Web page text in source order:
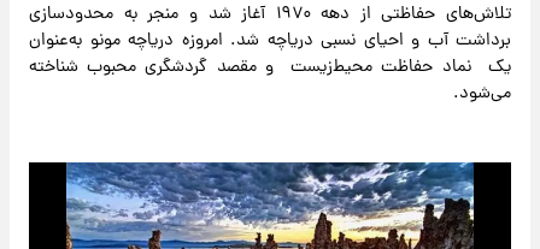
تلاش‌های حفاظتی از دهه ۱۹۷۰ آغاز شد و منجر به محدودسازی
برداشت آب و احیای نسبی دریاچه شد. امروزه دریاچه مونو به‌عنوان
یک نماد حفاظت محیط‌زیست و مقصد گردشگری محبوب شناخته
می‌شود.